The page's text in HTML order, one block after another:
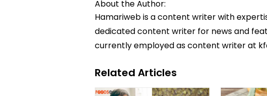
About the Author:
Hamariweb is a content writer with
dedicated content writer for news and
currently employed as content writer at
Related Articles